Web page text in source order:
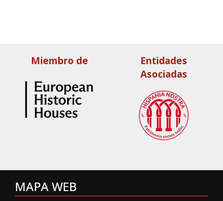
Miembro de
Entidades
Asociadas
MAPA WEB